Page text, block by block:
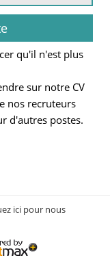
qu'il n'est plus
sur notre CV
nos recruteurs
d'autres postes.
ici pour nous